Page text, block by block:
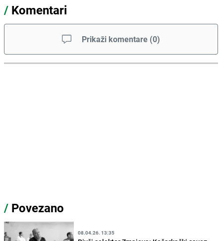
/ Komentari
Prikaži komentare (0)
/ Povezano
08.04.26. 13:35